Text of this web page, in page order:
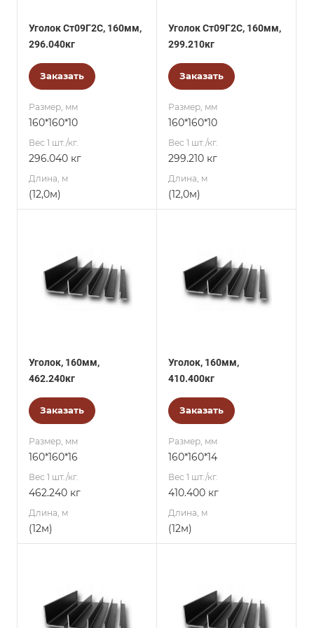
Уголок Ст09Г2С, 160мм,
296.040кг
Заказать
Размер, мм
160*160*10
Вес 1 шт./кг.
296.040 кг
Длина, м
(12,0м)
Уголок Ст09Г2С, 160мм,
299.210кг
Заказать
Размер, мм
160*160*10
Вес 1 шт./кг.
299.210 кг
Длина, м
(12,0м)
Уголок, 160мм,
462.240кг
Заказать
Размер, мм
160*160*16
Вес 1 шт./кг.
462.240 кг
Длина, м
(12м)
Уголок, 160мм,
410.400кг
Заказать
Размер, мм
160*160*14
Вес 1 шт./кг.
410.400 кг
Длина, м
(12м)